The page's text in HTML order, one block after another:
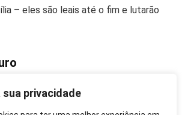
privacidade
– eles são leais até o fim e lutarão
nascidos de 20 de abril a 20 de maio,
qualidade Fixa e planeta regente Vênus.